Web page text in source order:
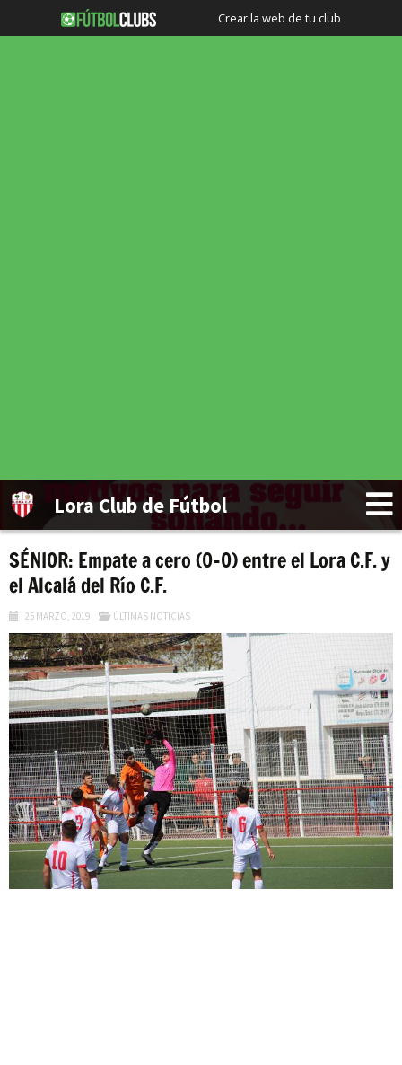
Crear la web de tu club
Lora Club de Fútbol
SÉNIOR: Empate a cero (0-0) entre el Lora C.F. y
el Alcalá del Río C.F.
25 MARZO, 2019 ÚLTIMAS NOTICIAS